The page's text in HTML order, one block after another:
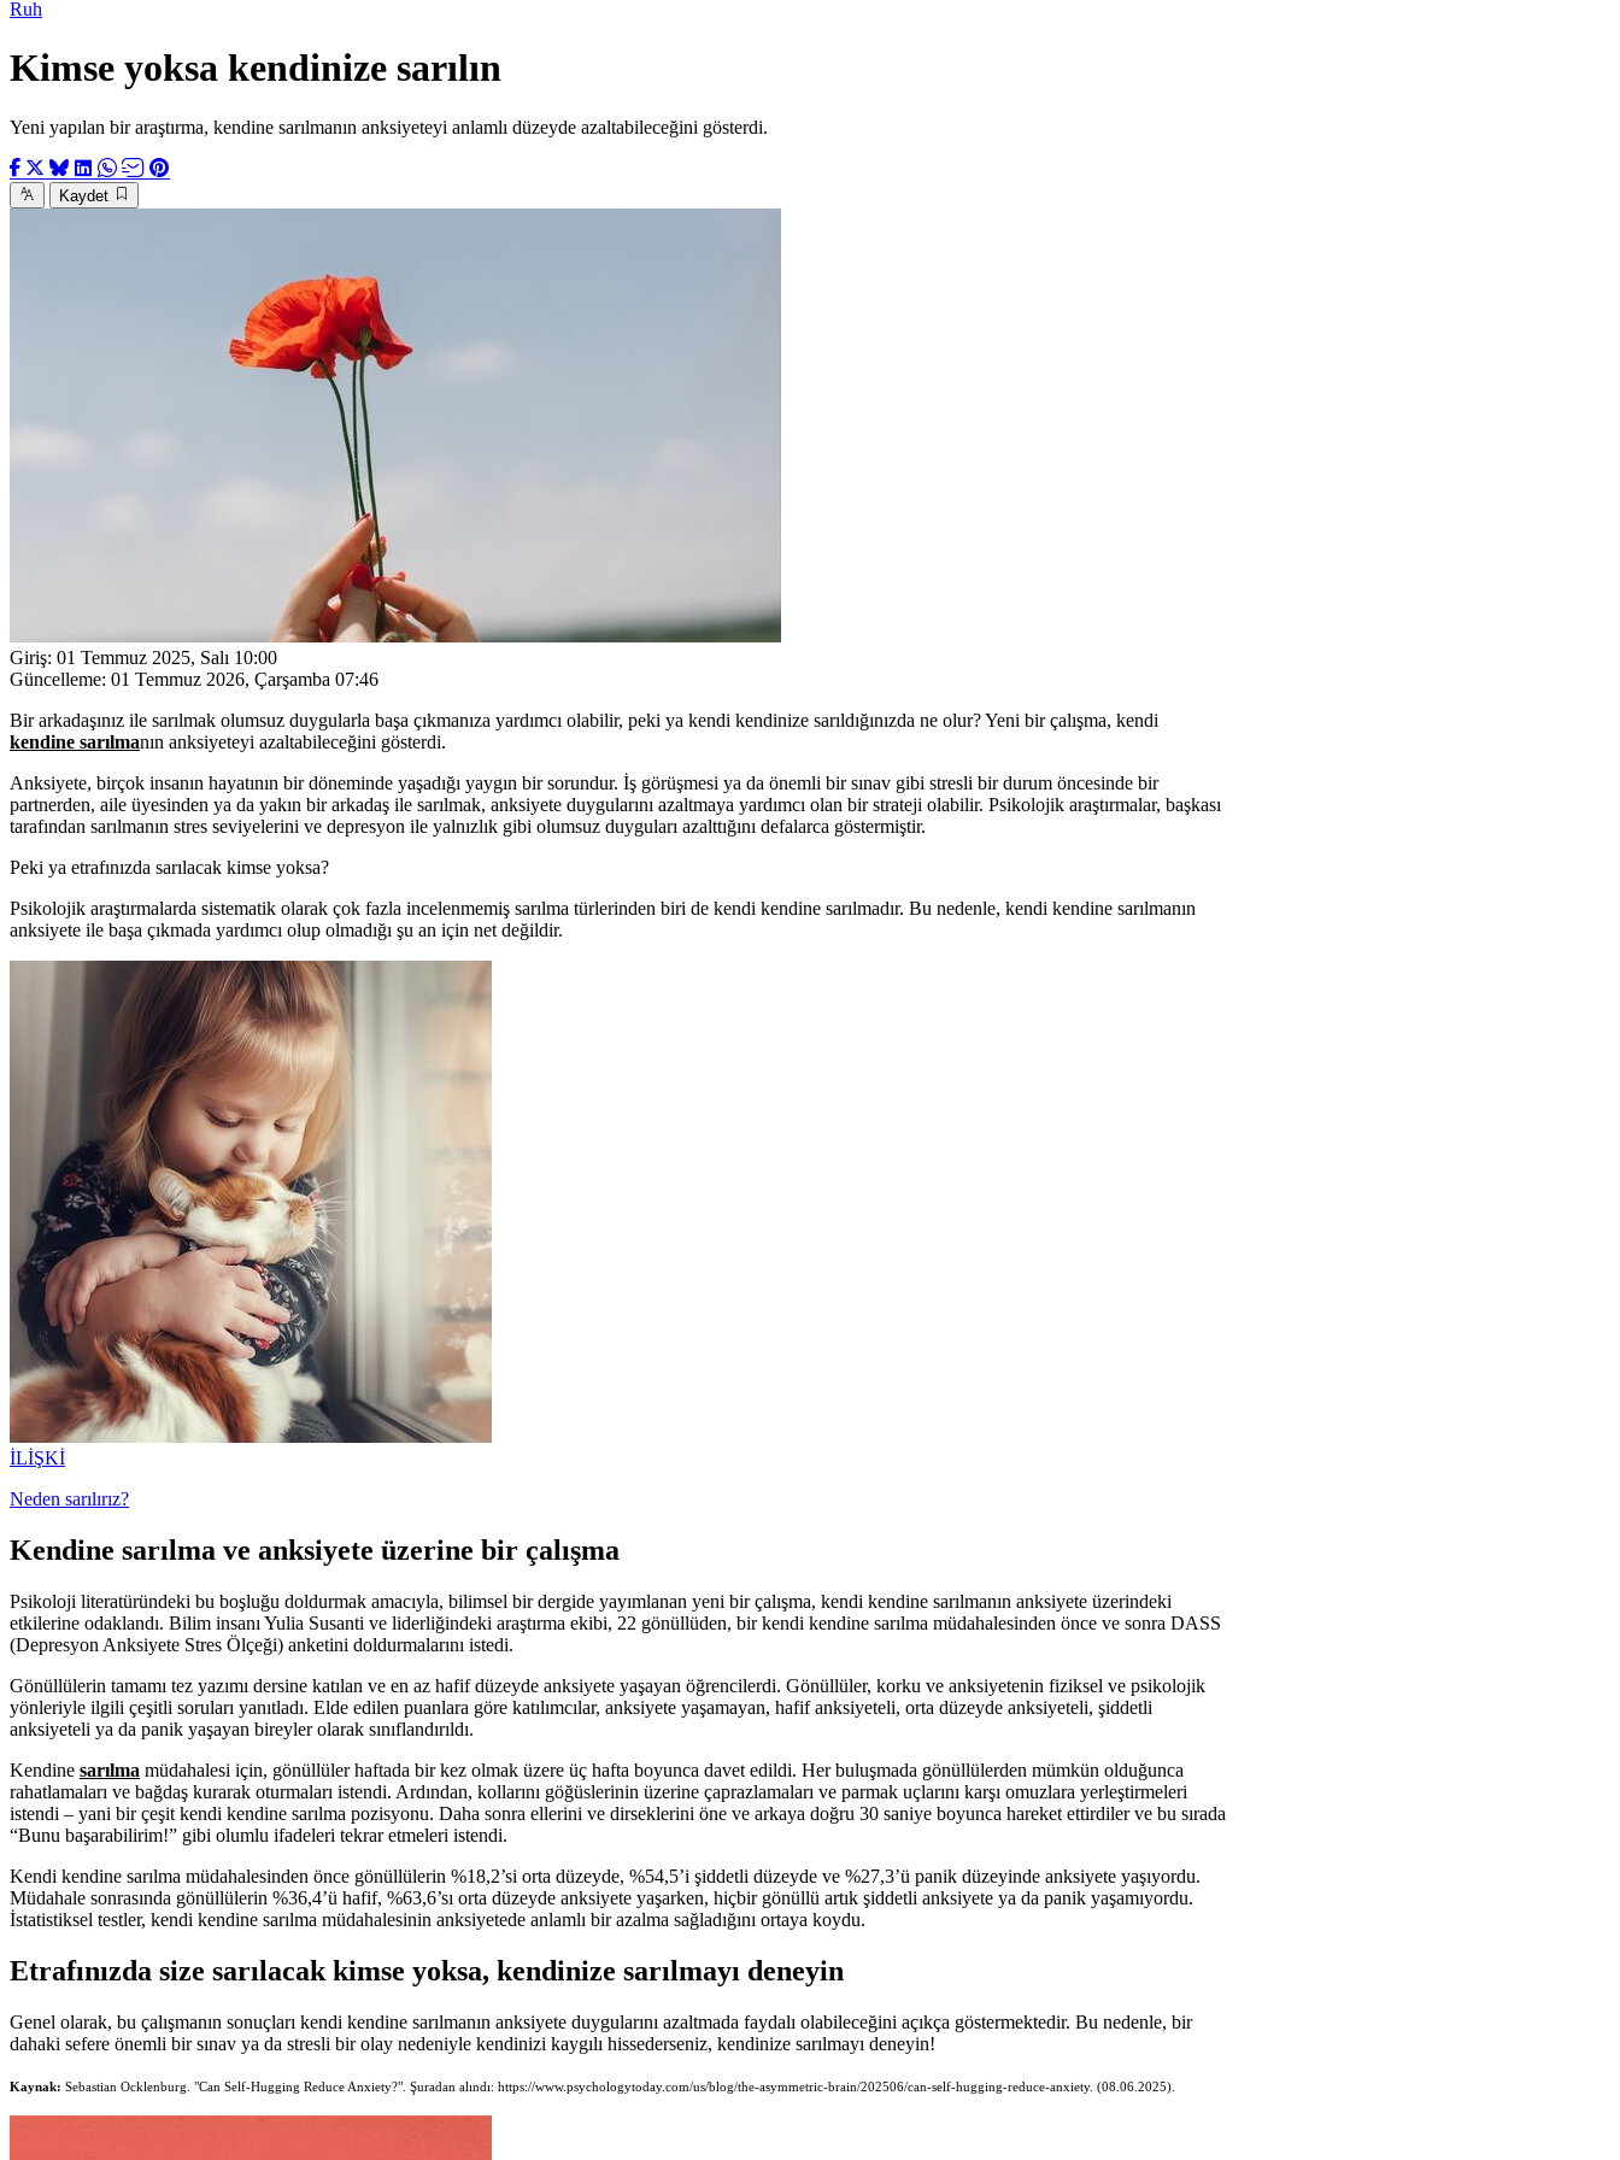
Ruh
Kimse yoksa kendinize sarılın
Yeni yapılan bir araştırma, kendine sarılmanın anksiyeteyi anlamlı düzeyde azaltabileceğini gösterdi.
Kaydet
Giriş: 01 Temmuz 2025, Salı 10:00
Güncelleme: 01 Temmuz 2026, Çarşamba 07:46
Bir arkadaşınız ile sarılmak olumsuz duygularla başa çıkmanıza yardımcı olabilir, peki ya kendi kendinize sarıldığınızda ne olur? Yeni bir çalışma, kendi
kendine sarılmanın anksiyeteyi azaltabileceğini gösterdi.
Anksiyete, birçok insanın hayatının bir döneminde yaşadığı yaygın bir sorundur. İş görüşmesi ya da önemli bir sınav gibi stresli bir durum öncesinde bir
partnerden, aile üyesinden ya da yakın bir arkadaş ile sarılmak, anksiyete duygularını azaltmaya yardımcı olan bir strateji olabilir. Psikolojik araştırmalar, başkası
tarafından sarılmanın stres seviyelerini ve depresyon ile yalnızlık gibi olumsuz duyguları azalttığını defalarca göstermiştir.
Peki ya etrafınızda sarılacak kimse yoksa?
Psikolojik araştırmalarda sistematik olarak çok fazla incelenmemiş sarılma türlerinden biri de kendi kendine sarılmadır. Bu nedenle, kendi kendine sarılmanın
anksiyete ile başa çıkmada yardımcı olup olmadığı şu an için net değildir.
İLİŞKİ
Neden sarılırız?
Kendine sarılma ve anksiyete üzerine bir çalışma
Psikoloji literatüründeki bu boşluğu doldurmak amacıyla, bilimsel bir dergide yayımlanan yeni bir çalışma, kendi kendine sarılmanın anksiyete üzerindeki
etkilerine odaklandı. Bilim insanı Yulia Susanti ve liderliğindeki araştırma ekibi, 22 gönüllüden, bir kendi kendine sarılma müdahalesinden önce ve sonra DASS
(Depresyon Anksiyete Stres Ölçeği) anketini doldurmalarını istedi.
Gönüllülerin tamamı tez yazımı dersine katılan ve en az hafif düzeyde anksiyete yaşayan öğrencilerdi. Gönüllüler, korku ve anksiyetenin fiziksel ve psikolojik
yönleriyle ilgili çeşitli soruları yanıtladı. Elde edilen puanlara göre katılımcılar, anksiyete yaşamayan, hafif anksiyeteli, orta düzeyde anksiyeteli, şiddetli
anksiyeteli ya da panik yaşayan bireyler olarak sınıflandırıldı.
Kendine sarılma müdahalesi için, gönüllüler haftada bir kez olmak üzere üç hafta boyunca davet edildi. Her buluşmada gönüllülerden mümkün olduğunca
rahatlamaları ve bağdaş kurarak oturmaları istendi. Ardından, kollarını göğüslerinin üzerine çaprazlamaları ve parmak uçlarını karşı omuzlara yerleştirmeleri
istendi – yani bir çeşit kendi kendine sarılma pozisyonu. Daha sonra ellerini ve dirseklerini öne ve arkaya doğru 30 saniye boyunca hareket ettirdiler ve bu sırada
“Bunu başarabilirim!” gibi olumlu ifadeleri tekrar etmeleri istendi.
Kendi kendine sarılma müdahalesinden önce gönüllülerin %18,2’si orta düzeyde, %54,5’i şiddetli düzeyde ve %27,3’ü panik düzeyinde anksiyete yaşıyordu.
Müdahale sonrasında gönüllülerin %36,4’ü hafif, %63,6’sı orta düzeyde anksiyete yaşarken, hiçbir gönüllü artık şiddetli anksiyete ya da panik yaşamıyordu.
İstatistiksel testler, kendi kendine sarılma müdahalesinin anksiyetede anlamlı bir azalma sağladığını ortaya koydu.
Etrafınızda size sarılacak kimse yoksa, kendinize sarılmayı deneyin
Genel olarak, bu çalışmanın sonuçları kendi kendine sarılmanın anksiyete duygularını azaltmada faydalı olabileceğini açıkça göstermektedir. Bu nedenle, bir
dahaki sefere önemli bir sınav ya da stresli bir olay nedeniyle kendinizi kaygılı hissederseniz, kendinize sarılmayı deneyin!
Kaynak: Sebastian Ocklenburg. "Can Self-Hugging Reduce Anxiety?". Şuradan alındı: https://www.psychologytoday.com/us/blog/the-asymmetric-brain/202506/can-self-hugging-reduce-anxiety. (08.06.2025).